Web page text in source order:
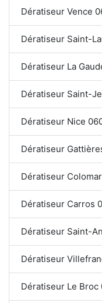
Dératiseur Vence
Dératiseur Saint-
Dératiseur La
Dératiseur Saint-
Dératiseur Nice
Dératiseur
Dératiseur
Dératiseur Carros
Dératiseur Saint-
Dératiseur
Dératiseur Le Broc